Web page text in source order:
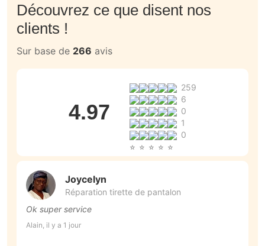
Découvrez ce que disent nos
clients !
Sur base de 266 avis
4.97
259
6
0
1
0
Joycelyn
Réparation tirette de pantalon
Ok super service
Alain, il y a 1 jour